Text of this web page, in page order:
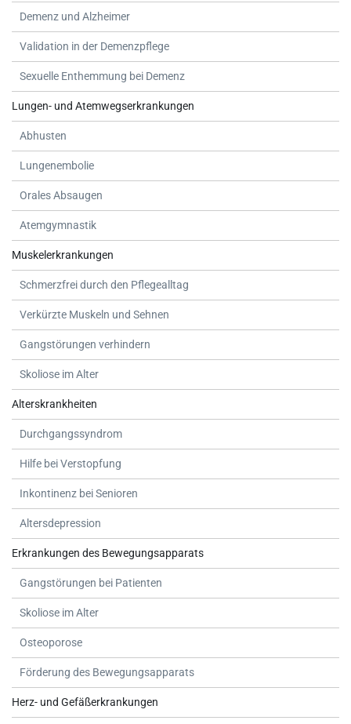
Demenz und Alzheimer
Validation in der Demenzpflege
Sexuelle Enthemmung bei Demenz
Lungen- und Atemwegserkrankungen
Abhusten
Lungenembolie
Orales Absaugen
Atemgymnastik
Muskelerkrankungen
Schmerzfrei durch den Pflegealltag
Verkürzte Muskeln und Sehnen
Gangstörungen verhindern
Skoliose im Alter
Alterskrankheiten
Durchgangssyndrom
Hilfe bei Verstopfung
Inkontinenz bei Senioren
Altersdepression
Erkrankungen des Bewegungsapparats
Gangstörungen bei Patienten
Skoliose im Alter
Osteoporose
Förderung des Bewegungsapparats
Herz- und Gefäßerkrankungen